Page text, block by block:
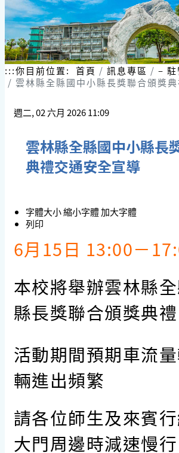
:::你目前位置: 首頁 訊息專區
– 駐
雲林縣全縣國中小縣長獎聯合頒獎
週二, 02 六月 2026 11:09
雲林縣全縣國中小縣長
典禮交通安全宣導
字體大小縮小字體加大字體
列印
6月15日 13:00－
本校將舉辦雲林縣
縣長獎聯合頒獎典禮
活動期間預期車流
輛進出頻繁
請各位師生及來賓
大門周邊時減速慢行